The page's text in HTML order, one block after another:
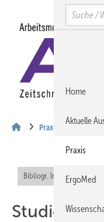
Praxis
Bibliogr. Info (RIS)
Studie
Search
Home
Aktuelle
Praxis
ErgoMed